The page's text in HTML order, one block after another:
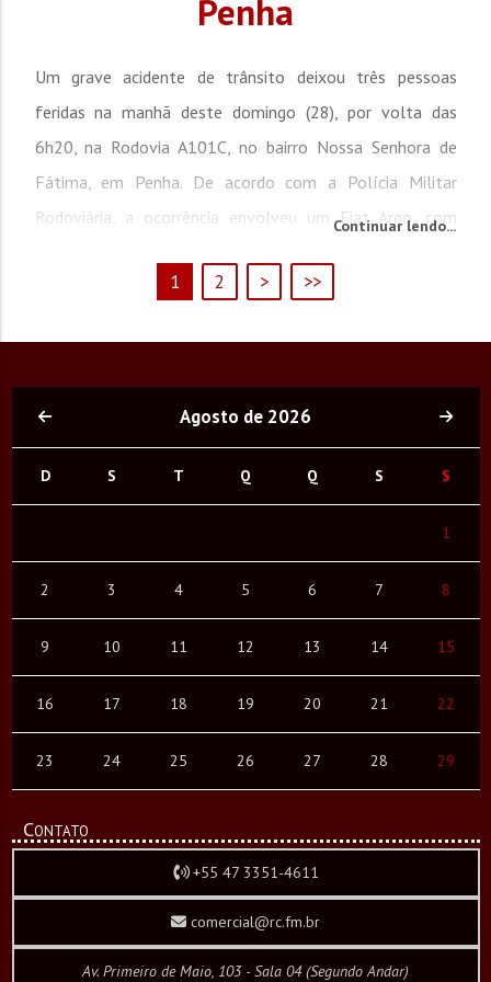
Penha
Um grave acidente de trânsito deixou três pessoas
feridas na manhã deste domingo (28), por volta das
6h20, na Rodovia A101C, no bairro Nossa Senhora de
Fátima, em Penha. De acordo com a Polícia Militar
Rodoviária, a ocorrência envolveu um Fiat Argo, com
(PR). A colisão foi do tipo frontal. Conforme a apuração
Continuar lendo...
1 2 > >>
Agosto de 2026
D S T Q Q S S
1
2 3 4 5 6 7 8
9 10 11 12 13 14 15
16 17 18 19 20 21 22
23 24 25 26 27 28 29
Contato
+55 47 3351-4611
comercial@rc.fm.br
Av. Primeiro de Maio, 103 - Sala 04 (Segundo Andar)